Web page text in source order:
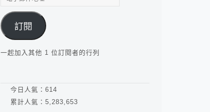
郵
件
地
址
訂閱
一起加入其他 1 位訂閱者的行列
今日人氣： 614
累計人氣： 5,283,653